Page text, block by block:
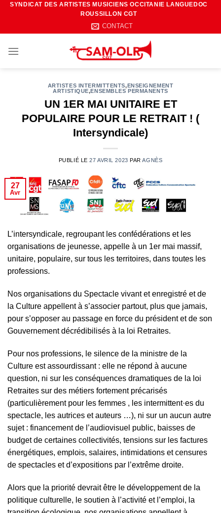
Passer
SYNDICAT DES ARTISTES MUSICIENS OCCITANIE LANGUEDOC
ROUSSILLON CGT
CONTACT
ARTISTES INTERMITTENTS,ENSEIGNEMENT
ARTISTIQUE,ENSEMBLES PERMANENTS
UN 1ER MAI UNITAIRE ET
POPULAIRE POUR LE RETRAIT ! (
Intersyndicale)
PUBLIÉ LE27 AVRIL 2023 PARAGNÈS
27
Avr
L’intersyndicale, regroupant les confédérations et les
organisations de jeunesse, appelle à un 1er mai massif,
unitaire, populaire, sur tous les territoires, dans toutes les
professions.
Nos organisations du Spectacle vivant et enregistré et de
la Culture appellent à s’associer partout, plus que jamais,
pour s’opposer au passage en force du président et de son
Gouvernement décrédibilisés à la loi Retraites.
Pour nos professions, le silence de la ministre de la
Culture est assourdissant : elle ne répond à aucune
question, ni sur les conséquences dramatiques de la loi
Retraites sur des métiers fortement précarisés
(particulièrement pour les femmes , les intermittent·es du
spectacle, les autrices et auteurs …), ni sur un aucun autre
sujet : financement de l’audiovisuel public, baisses de
budget de certaines collectivités, tensions sur les factures
énergétiques, emplois, salaires, intimidations et censures
de spectacles et d’expositions par l’extrême droite.
Alors que la priorité devrait être le développement de la
politique culturelle, le soutien à l’activité et l’emploi, la